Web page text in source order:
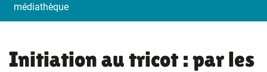
médiathèque
Initiation au tricot : par les